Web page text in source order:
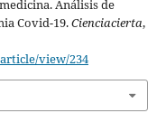
Análisis de
Covid-19.Cienciacierta,
view/234